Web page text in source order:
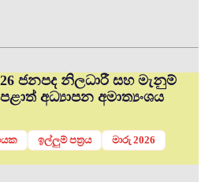
ජනපද නිලධාරී සහ මැනුම්
අධ්‍යාපන අමාත්‍යංශය
ඉල්ලුම් පත්‍රය
මාරු 2026